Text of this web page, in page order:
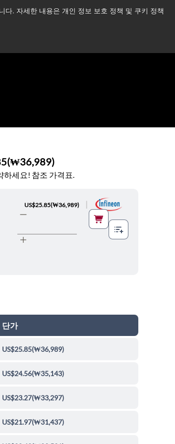
. 자세한 내용은 개인 정보 보호 정책 및 쿠키 정책
보기 →
(₩36,989)
하세요! 참조 가격표.
US$25.85(₩36,989)
단가
US$25.85(₩36,989)
US$24.56(₩35,143)
US$23.27(₩33,297)
US$21.97(₩31,437)